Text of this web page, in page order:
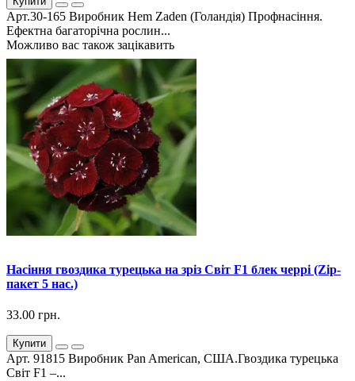
Арт.30-165 Виробник Hem Zaden (Голандія) Профнасіння.
Ефектна багаторічна рослин...
Можливо вас також зацікавить
Насіння гвоздика турецька на зріз Світ F1 блек черрі (Zip-
пакет 5 нас.)
33.00 грн.
Купити
Арт. 91815 Виробник Pan American, США.Гвоздика турецька
Світ F1 –...